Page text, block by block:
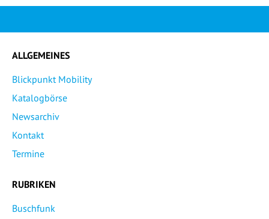
ALLGEMEINES
Blickpunkt Mobility
Katalogbörse
Newsarchiv
Kontakt
Termine
RUBRIKEN
Buschfunk